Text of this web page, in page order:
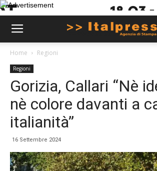
Home Regioni
Regioni
Gorizia, Callari “Nè
nè colore davanti a
italianità”
16 Settembre 2024